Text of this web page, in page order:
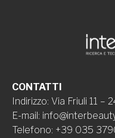
CONTATTI
Indirizzo: Via Friuli 11 –
E-mail:
Telefono: +39 035